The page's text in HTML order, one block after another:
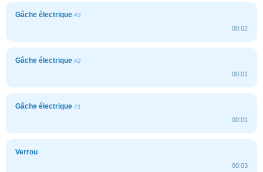
Gâche électrique #3
00:02
Gâche électrique #2
00:01
Gâche électrique #1
00:01
Verrou
00:03